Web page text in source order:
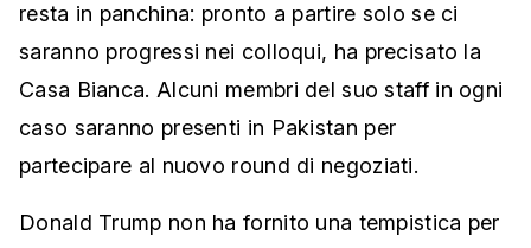
resta in panchina: pronto a partire solo se ci
saranno progressi nei colloqui, ha precisato la
Casa Bianca. Alcuni membri del suo staff in ogni
caso saranno presenti in Pakistan per
partecipare al nuovo round di negoziati.
Donald Trump non ha fornito una tempistica per